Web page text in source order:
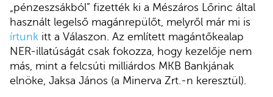
„pénzeszsákból” fizették ki a Mészáros Lőrinc által
használt legelső magánrepülőt, melyről már mi is
írtunk itt a Válaszon. Az említett magántőkealap
NER-illatúságát csak fokozza, hogy kezelője nem
más, mint a felcsúti milliárdos MKB Bankjának
elnöke, Jaksa János (a Minerva Zrt.-n keresztül).